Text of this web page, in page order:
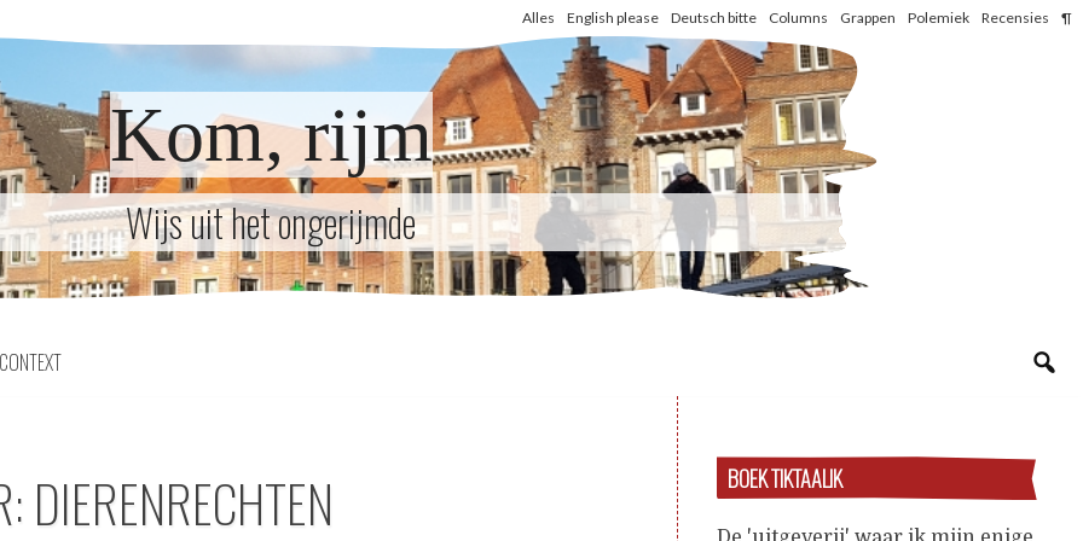
Alles English please Deutsch bitte Columns Grappen Polemiek Recensies ¶
Kom, rijm
Wijs uit het ongerijmde
CONTEXT
DIERENRECHTEN BOEK TIKTAALIK